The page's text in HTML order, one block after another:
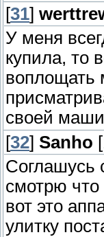
[31]
У меня
купила, то
воплощать
своей
[32] Sanho
Соглашусь
смотрю что
вот это
улитку